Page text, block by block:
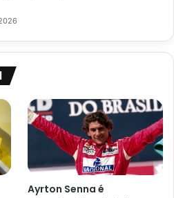
Ayrton Senna é